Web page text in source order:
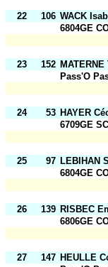
22
106 WACK
6804GE
23
152
Pass'O
24
53 HAYER
6709GE
25
97 LEBIHAN
6804GE
26
139 RISBEC
6806GE
27
147 HEULLE